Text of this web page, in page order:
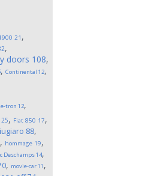
21 ,
,
doors 108,
, Continental 12,
e-tron 12,
25, Fiat 850 17,
88,
, hommage 19,
Deschamps14,
, movie-car11 ,